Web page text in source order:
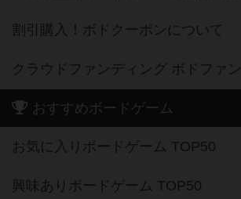
割引購入！ボドクーポンについて
クラウドファンディング ボドファン
おすすめボードゲーム
お気に入りボードゲーム TOP50
興味ありボードゲーム TOP50